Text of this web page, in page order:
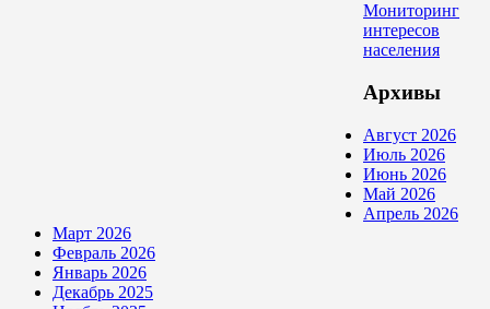
Мониторинг
интересов
населения
Архивы
Август 2026
Июль 2026
Июнь 2026
Май 2026
Апрель 2026
Март 2026
Февраль 2026
Январь 2026
Декабрь 2025